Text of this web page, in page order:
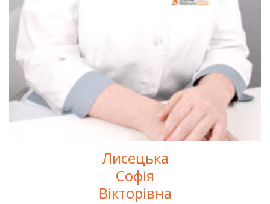
Лисецька
Софія
Вікторівна